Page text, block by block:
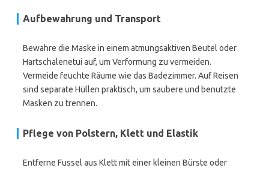
Aufbewahrung und Transport
Bewahre die Maske in einem atmungsaktiven Beutel oder
Hartschalenetui auf, um Verformung zu vermeiden.
Vermeide feuchte Räume wie das Badezimmer. Auf Reisen
sind separate Hüllen praktisch, um saubere und benutzte
Masken zu trennen.
Pflege von Polstern, Klett und Elastik
Entferne Fussel aus Klett mit einer kleinen Bürste oder